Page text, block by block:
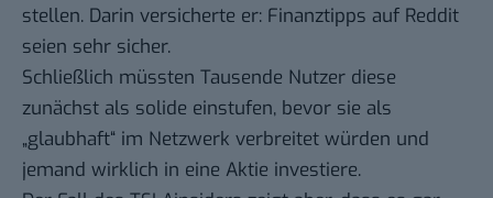
stellen. Darin versicherte er: Finanztipps auf Reddit
seien sehr sicher.
Schließlich müssten Tausende Nutzer diese
zunächst als solide einstufen, bevor sie als
„glaubhaft“ im Netzwerk verbreitet würden und
jemand wirklich in eine Aktie investiere.